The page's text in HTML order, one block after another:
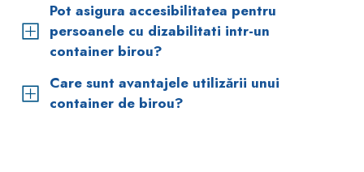
Pot asigura accesibilitatea pentru
persoanele cu dizabilitati intr-un
container birou?
Care sunt avantajele utilizării unui
container de birou?